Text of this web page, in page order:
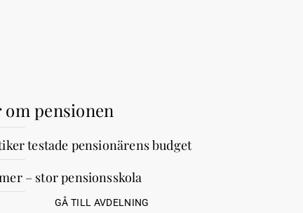
om pensionen
testade pensionärens budget
– stor pensionsskola
GÅ TILL AVDELNING